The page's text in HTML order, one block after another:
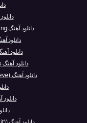
دانلود آهنگ Keep Love Waiting از Bob Moses
دانلود
دانلود
دانلود آهنگ My Struggles از Missy Elliott
دانلود آهنگ (Can't Believe) This Is Me از Jenni...